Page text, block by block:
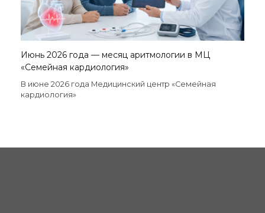
Июнь 2026 года — месяц аритмологии в МЦ
«Семейная кардиология»
В июне 2026 года Медицинский центр «Семейная
кардиология»